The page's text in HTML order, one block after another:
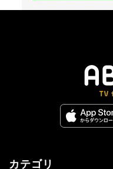
カテゴリ